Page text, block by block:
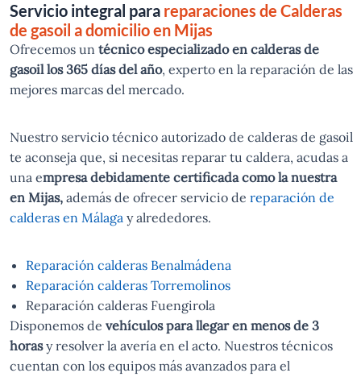
Servicio integral para reparaciones de Calderas
de gasoil a domicilio en Mijas
Ofrecemos un técnico especializado en calderas de
gasoil los 365 días del año, experto en la reparación de las
mejores marcas del mercado.
Nuestro servicio técnico autorizado de calderas de gasoil
te aconseja que, si necesitas reparar tu caldera, acudas a
una empresa debidamente certificada como la nuestra
en Mijas, además de ofrecer servicio de reparación de
calderas en Málaga y alrededores.
Reparación calderas Benalmádena
Reparación calderas Torremolinos
Reparación calderas Fuengirola
Disponemos de vehículos para llegar en menos de 3
horasy resolver la avería en el acto. Nuestros técnicos
cuentan con los equipos más avanzados para el